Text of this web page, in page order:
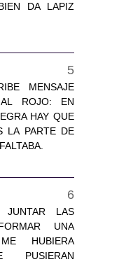
DA LAPIZ
MENSAJE
ROJO: EN
HAY QUE
LA PARTE DE
LAS
UNA
HUBIERA
PUSIERAN